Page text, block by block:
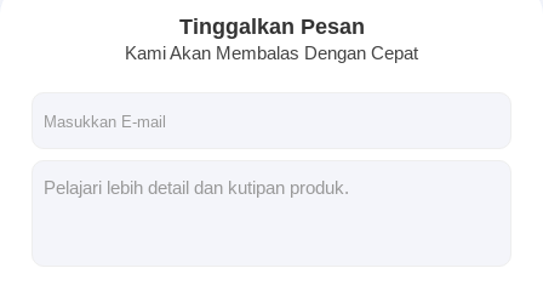
Tinggalkan Pesan
Kami Akan Membalas Dengan Cepat